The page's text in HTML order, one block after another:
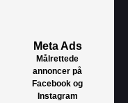
Meta Ads
Målrettede
annoncer på
Facebook og
Instagram